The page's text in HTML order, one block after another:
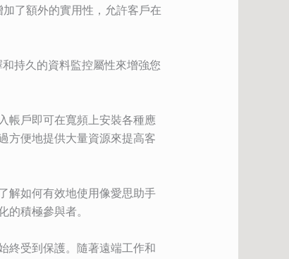
了額外的實用性，允許客戶在
持久的資料監控屬性來增強您
帳戶即可在寬頻上安裝各種應
方便地提供大量資源來提高客
解如何有效地使用像愛思助手
積極參與者。
終受到保護。隨著遠端工作和